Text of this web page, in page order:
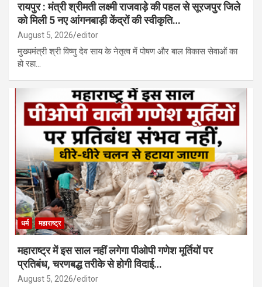
रायपुर : मंत्री श्रीमती लक्ष्मी राजवाड़े की पहल से सूरजपुर जिले
को मिली 5 नए आंगनबाड़ी केंद्रों की स्वीकृति…
August 5, 2026 editor
मुख्यमंत्री श्री विष्णु देव साय के नेतृत्व में पोषण और बाल विकास सेवाओं का
हो रहा…
धर्म महाराष्ट्र
महाराष्ट्र में इस साल नहीं लगेगा पीओपी गणेश मूर्तियों पर
प्रतिबंध, चरणबद्ध तरीके से होगी विदाई…
August 5, 2026 editor